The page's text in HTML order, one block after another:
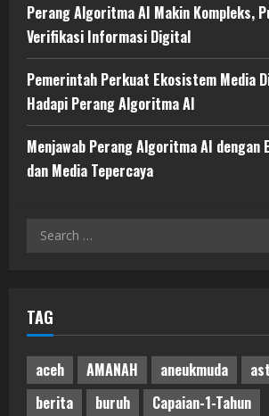
Perang Algoritma AI Makin Kompleks,
Verifikasi Informasi Digital
Pemerintah Perkuat Ekosistem Media
Hadapi Perang Algoritma AI
Menjawab Perang Algoritma AI dengan
dan Media Tepercaya
Search
TAG
aceh AMANAH aneukmuda
berita
buruh Capaian-1-Tahun